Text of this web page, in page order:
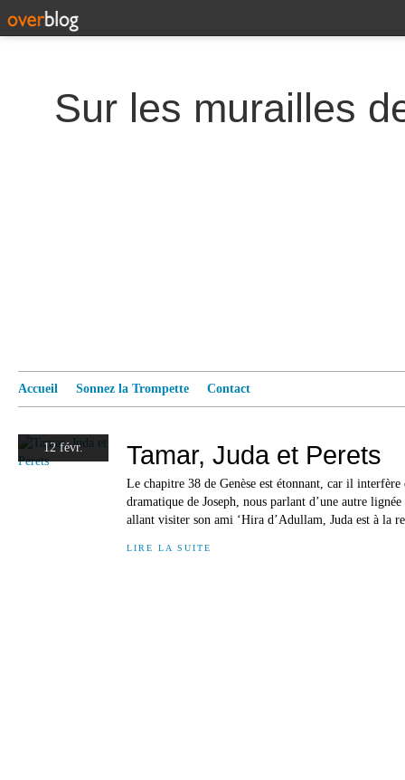
Accueil Sonnez la Trompette Contact
12 févr. Tamar, Juda et Perets
Le chapitre 38 de Genèse est étonnant, car il interfère
dramatique de Joseph, nous parlant d’une autre
allant visiter son ami ‘Hira d’Adullam, Juda est à la
LIRE LA SUITE